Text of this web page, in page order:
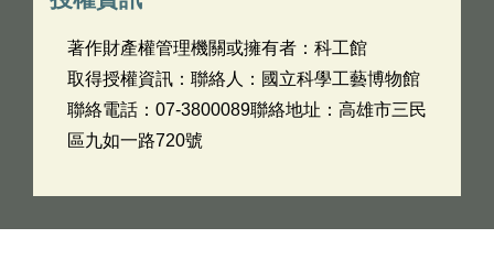
著作財產權管理機關或擁有者：科工館
取得授權資訊：聯絡人：國立科學工藝博物館
聯絡電話：07-3800089聯絡地址：高雄市三民
區九如一路720號